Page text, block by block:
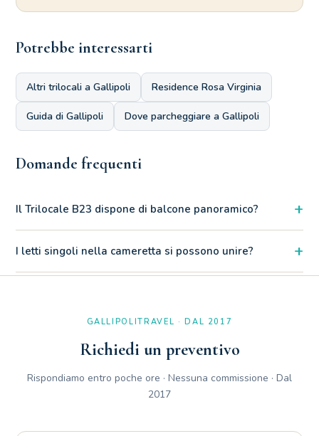
Potrebbe interessarti
Altri trilocali a Gallipoli Residence Rosa Virginia
Guida di Gallipoli Dove parcheggiare a Gallipoli
Domande frequenti
Il Trilocale B23 dispone di balcone panoramico? +
affacciando su un lato del residence che permette di godere di
una prospettiva tranquilla e riservata rispetto al cuore del
I letti singoli nella cameretta si possono unire? +
Sì, i letti singoli del B2/3 sono unibili su richiesta, trasformando
GALLIPOLITRAVEL · DAL 2017
Richiedi un preventivo
Rispondiamo entro poche ore · Nessuna commissione · Dal
2017